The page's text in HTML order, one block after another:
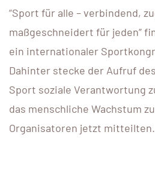
“Sport für alle – verbindend,
maßgeschneidert für jeden”
ein internationaler
Dahinter stecke der Aufruf
Sport soziale Verantwortung
das menschliche Wachstum
Organisatoren jetzt mitteilten.